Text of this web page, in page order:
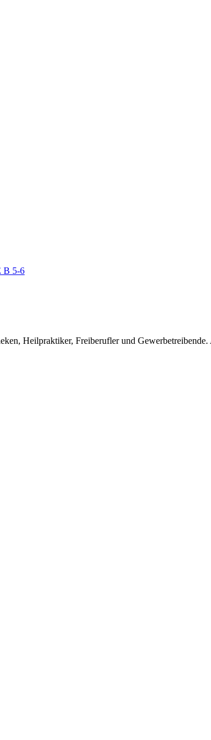
Heilpraktiker, Freiberufler und